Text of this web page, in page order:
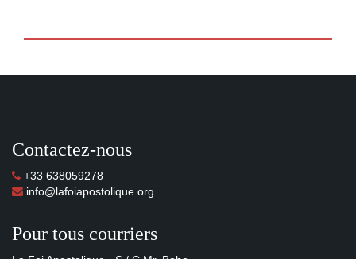
Contactez-nous
+33 638059278
info@lafoiapostolique.org
Pour tous courriers